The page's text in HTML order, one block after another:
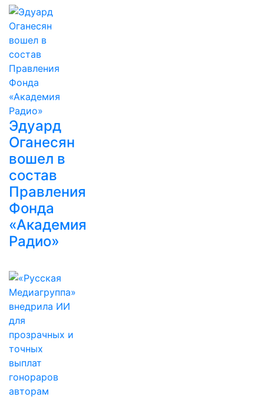
Эдуард
Оганесян
вошел в
состав
Правления
Фонда
«Академия
Радио»